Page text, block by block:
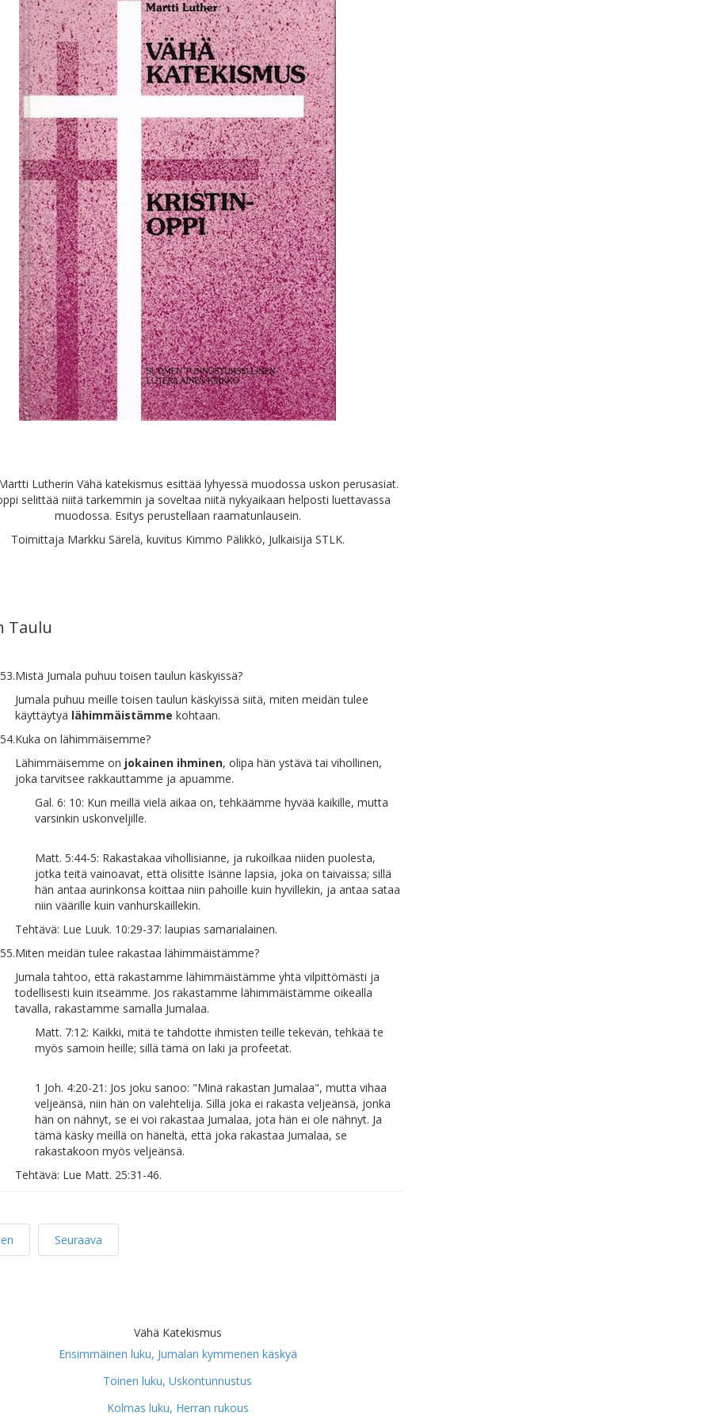
Lutherin Vähä katekismus esittää lyhyessä muodossa uskon perusasiat.
selittää niitä tarkemmin ja soveltaa niitä nykyaikaan helposti luettavassa
muodossa. Esitys perustellaan raamatunlausein.
Toimittaja Markku Särelä, kuvitus Kimmo Pälikkö, Julkaisija STLK.
Taulu
53.Mistä Jumala puhuu toisen taulun käskyissä?
Jumala puhuu meille toisen taulun käskyissä siitä, miten meidän tulee
käyttäytyä lähimmäistämme kohtaan.
54.Kuka on lähimmäisemme?
Lähimmäisemme on jokainen ihminen, olipa hän ystävä tai vihollinen,
joka tarvitsee rakkauttamme ja apuamme.
Gal. 6: 10: Kun meillä vielä aikaa on, tehkäämme hyvää kaikille, mutta
varsinkin uskonveljille.
Matt. 5:44-5: Rakastakaa vihollisianne, ja rukoilkaa niiden puolesta,
jotka teitä vainoavat, että olisitte Isänne lapsia, joka on taivaissa; sillä
hän antaa aurinkonsa koittaa niin pahoille kuin hyvillekin, ja antaa sataa
niin väärille kuin vanhurskaillekin.
Tehtävä: Lue Luuk. 10:29-37: laupias samarialainen.
55.Miten meidän tulee rakastaa lähimmäistämme?
Jumala tahtoo, että rakastamme lähimmäistämme yhtä vilpittömästi ja
todellisesti kuin itseämme. Jos rakastamme lähimmäistämme oikealla
tavalla, rakastamme samalla Jumalaa.
Matt. 7:12: Kaikki, mitä te tahdotte ihmisten teille tekevän, tehkää te
myös samoin heille; sillä tämä on laki ja profeetat.
1 Joh. 4:20-21: Jos joku sanoo: "Minä rakastan Jumalaa", mutta vihaa
veljeänsä, niin hän on valehtelija. Sillä joka ei rakasta veljeänsä, jonka
hän on nähnyt, se ei voi rakastaa Jumalaa, jota hän ei ole nähnyt. Ja
tämä käsky meillä on häneltä, että joka rakastaa Jumalaa, se
rakastakoon myös veljeänsä.
Tehtävä: Lue Matt. 25:31-46.
Seuraava
Vähä Katekismus
Ensimmäinen luku, Jumalan kymmenen käskyä
Toinen luku, Uskontunnustus
Kolmas luku, Herran rukous